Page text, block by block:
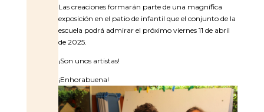
Las creaciones formarán parte de una magnífica
exposición en el patio de infantil que el conjunto de la
escuela podrá admirar el próximo viernes 11 de abril
de 2025.
¡Son unos artistas!
¡Enhorabuena!